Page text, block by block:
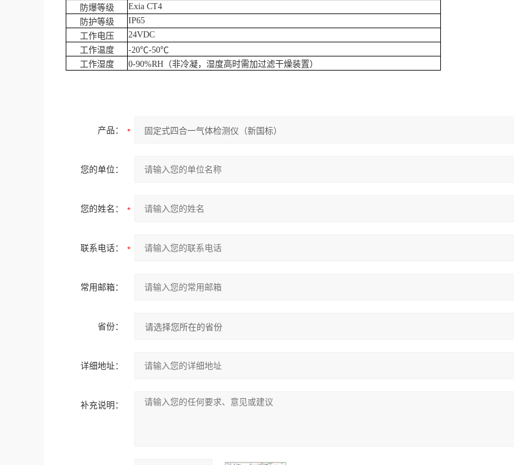
防爆等级
Exia CT4
防护等级
IP65
工作电压
24VDC
工作温度
-20℃-50℃
工作湿度
0-90%RH（非冷凝，湿度高时需加过滤干燥装置）
产品：
您的单位：
您的姓名：
联系电话：
常用邮箱：
省份：
详细地址：
补充说明：